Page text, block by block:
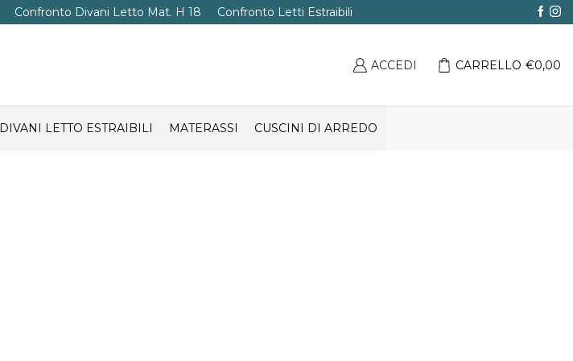
Confronto Divani Letto Mat. H 18 Confronto Letti Estraibili
ACCEDI CARRELLO €0,00
DIVANI LETTO ESTRAIBILI MATERASSI CUSCINI DI ARREDO